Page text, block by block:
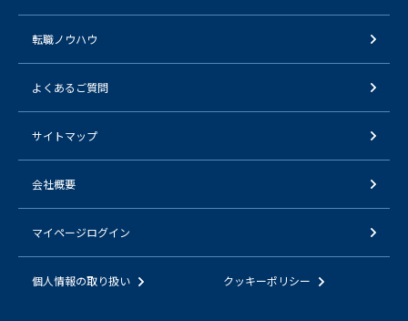
転職ノウハウ
よくあるご質問
サイトマップ
会社概要
マイページログイン
個人情報の取り扱い クッキーポリシー